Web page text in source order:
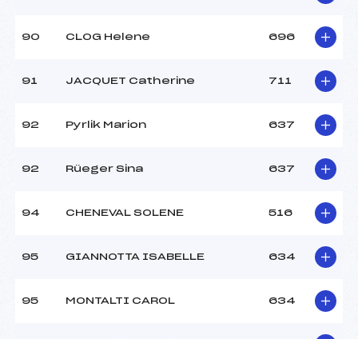
90 CLOG Helene 696
91 JACQUET Catherine 711
92 Pyrlik Marion 637
92 Rüeger Sina 637
94 CHENEVAL SOLENE 516
95 GIANNOTTA ISABELLE 634
95 MONTALTI CAROL 634